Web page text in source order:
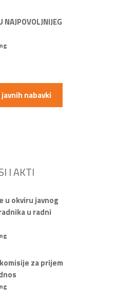
nabavki
I AKTI
u okviru javnog
u radni
za prijem